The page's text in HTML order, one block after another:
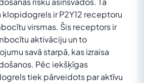
klopidogrels ir P2Y12 receptoru
virsmas. Šis receptors ir
aktivāciju un to
savā starpā, kas izraisa
Pēc iekšķīgas
tiek pārveidots par aktīvu